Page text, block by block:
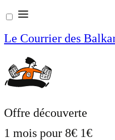
Aller
au
contenu
Le Courrier des
Offre découverte
1 mois pour 8€ 1€